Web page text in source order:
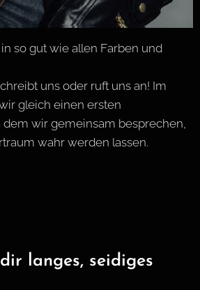
so gut wie allen Farben und
uns oder ruft uns an! Im
gleich einen ersten
dem wir gemeinsam besprechen,
wahr werden lassen.
langes, seidiges